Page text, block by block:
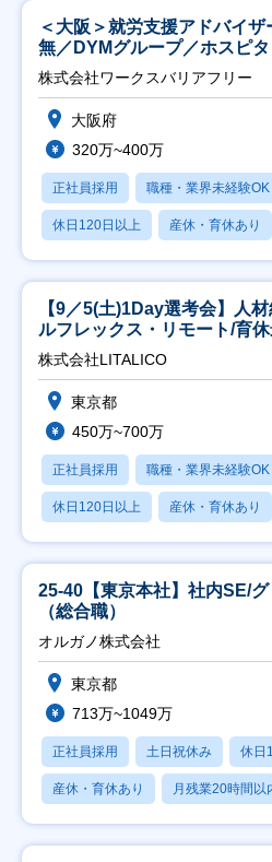
＜大阪＞就労支援アドバイ
無／DYMグループ／ホスピ
日祝】
株式会社ワークスバリアフリー
大阪府
320万~400万
正社員採用 職種・業界未経験OK
休日120日以上 産休・育休あり
【9／5(土)1Day選考会】人
ルフレックス・リモート/育
株式会社LITALICO
東京都
450万~700万
正社員採用 職種・業界未経験OK
休日120日以上 産休・育休あり
25-40【東京本社】社内SE/
（総合職）
オルガノ株式会社
東京都
713万~1049万
正社員採用 土日祝休み 休日
産休・育休あり 月残業20時間以